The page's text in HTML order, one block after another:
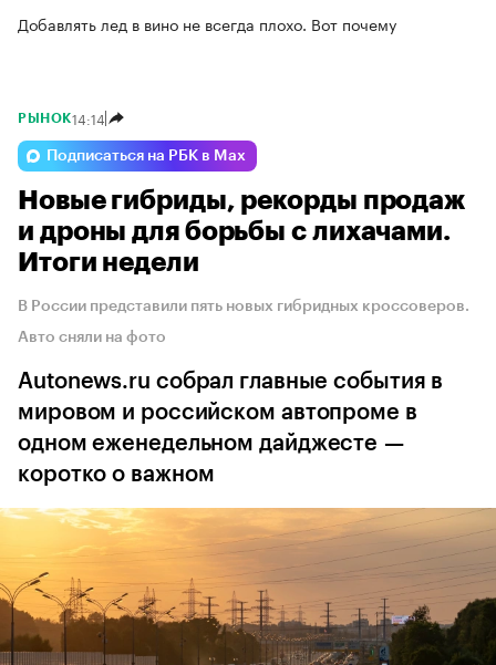
Добавлять лед в вино не всегда плохо. Вот почему
РЫНОК14:14
Подписаться на РБК в Max
Новые гибриды, рекорды продаж
и дроны для борьбы с лихачами.
Итоги недели
В России представили пять новых гибридных кроссоверов.
Авто сняли на фото
Autonews.ru собрал главные события в
мировом и российском автопроме в
одном еженедельном дайджесте —
коротко о важном